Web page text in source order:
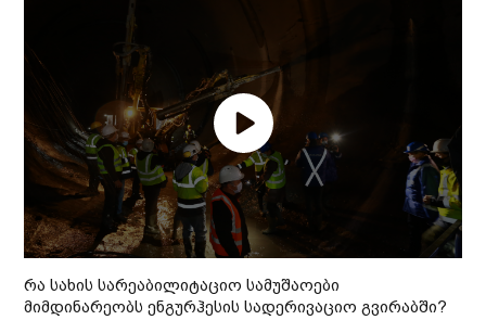
რა სახის სარეაბილიტაციო სამუშაოები
მიმდინარეობს ენგურჰესის სადერივაციო გვირაბში?